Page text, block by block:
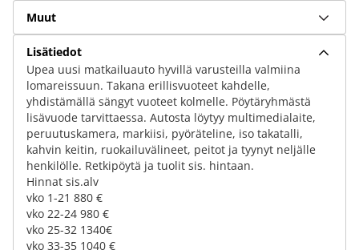
Muut
Lisätiedot
Upea uusi matkailuauto hyvillä varusteilla valmiina
lomareissuun. Takana erillisvuoteet kahdelle,
yhdistämällä sängyt vuoteet kolmelle. Pöytäryhmästä
lisävuode tarvittaessa. Autosta löytyy multimedialaite,
peruutuskamera, markiisi, pyöräteline, iso takatalli,
kahvin keitin, ruokailuvälineet, peitot ja tyynyt neljälle
henkilölle. Retkipöytä ja tuolit sis. hintaan.
Hinnat sis.alv
vko 1-21 880 €
vko 22-24 980 €
vko 25-32 1340€
vko 33-35 1040 €